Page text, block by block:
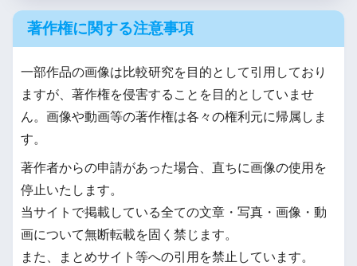
著作権に関する注意事項
一部作品の画像は比較研究を目的として引用しており
ますが、著作権を侵害することを目的としていませ
ん。画像や動画等の著作権は各々の権利元に帰属しま
す。
著作者からの申請があった場合、直ちに画像の使用を
停止いたします。
当サイトで掲載している全ての文章・写真・画像・動
画について無断転載を固く禁じます。
また、まとめサイト等への引用を禁止しています。